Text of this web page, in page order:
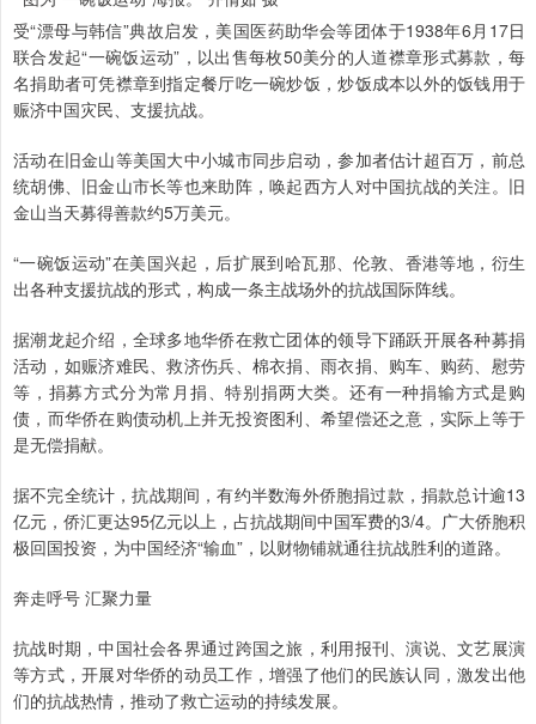
受“漂母与韩信”典故启发，美国医药助华会等团体于1938年6月17日
联合发起“一碗饭运动”，以出售每枚50美分的人道襟章形式募款，每
名捐助者可凭襟章到指定餐厅吃一碗炒饭，炒饭成本以外的饭钱用于
赈济中国灾民、支援抗战。
活动在旧金山等美国大中小城市同步启动，参加者估计超百万，前总
统胡佛、旧金山市长等也来助阵，唤起西方人对中国抗战的关注。旧
金山当天募得善款约5万美元。
“一碗饭运动”在美国兴起，后扩展到哈瓦那、伦敦、香港等地，衍生
出各种支援抗战的形式，构成一条主战场外的抗战国际阵线。
据潮龙起介绍，全球多地华侨在救亡团体的领导下踊跃开展各种募捐
活动，如赈济难民、救济伤兵、棉衣捐、雨衣捐、购车、购药、慰劳
等，捐募方式分为常月捐、特别捐两大类。还有一种捐输方式是购
债，而华侨在购债动机上并无投资图利、希望偿还之意，实际上等于
是无偿捐献。
据不完全统计，抗战期间，有约半数海外侨胞捐过款，捐款总计逾13
亿元，侨汇更达95亿元以上，占抗战期间中国军费的3/4。广大侨胞积
极回国投资，为中国经济“输血”，以财物铺就通往抗战胜利的道路。
奔走呼号 汇聚力量
抗战时期，中国社会各界通过跨国之旅，利用报刊、演说、文艺展演
等方式，开展对华侨的动员工作，增强了他们的民族认同，激发出他
们的抗战热情，推动了救亡运动的持续发展。